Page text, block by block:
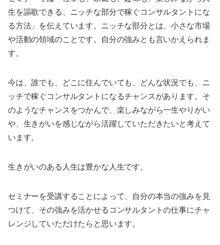
生を謳歌できる、ニッチな部分で稼ぐコンサルタントにな
る方法」を伝えています。ニッチな部分とは、小さな市場
や活動の領域のことです。自分の強みとも言いかえられま
す。
今は、誰でも、どこに住んでいても、どんな状況でも、ニ
ッチで稼ぐコンサルタントになるチャンスがあります。そ
のようなチャンスをつかんで、楽しみながら一生やりがい
や、生きがいを感じながら活躍していただきたいと考えて
います。
生きがいのある人生は豊かな人生です。
セミナーを受講することによって、自分の本当の強みを見
つけて、その強みを活かせるコンサルタントの仕事にチャ
レンジしていただけたらと思います。